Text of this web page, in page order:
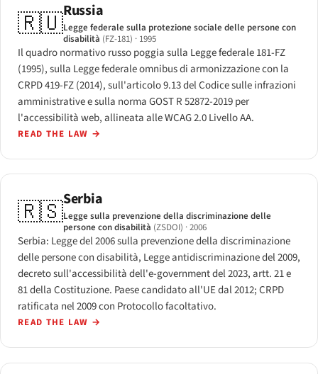
🇷🇺Russia
Legge federale sulla protezione sociale delle persone con
disabilità (FZ-181) · 1995
Il quadro normativo russo poggia sulla Legge federale 181-FZ
(1995), sulla Legge federale omnibus di armonizzazione con la
CRPD 419-FZ (2014), sull'articolo 9.13 del Codice sulle infrazioni
amministrative e sulla norma GOST R 52872-2019 per
l'accessibilità web, allineata alle WCAG 2.0 Livello AA.
READ THE LAW →
🇷🇸Serbia
Legge sulla prevenzione della discriminazione delle
persone con disabilità (ZSDOI) · 2006
Serbia: Legge del 2006 sulla prevenzione della discriminazione
delle persone con disabilità, Legge antidiscriminazione del 2009,
decreto sull'accessibilità dell'e-government del 2023, artt. 21 e
81 della Costituzione. Paese candidato all'UE dal 2012; CRPD
ratificata nel 2009 con Protocollo facoltativo.
READ THE LAW →